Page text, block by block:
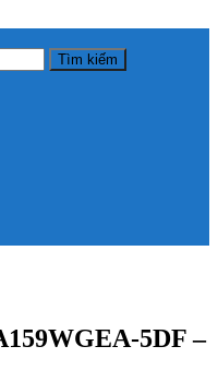
làm đẹp
5DF –